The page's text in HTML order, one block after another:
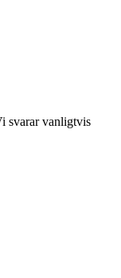
svarar vanligtvis